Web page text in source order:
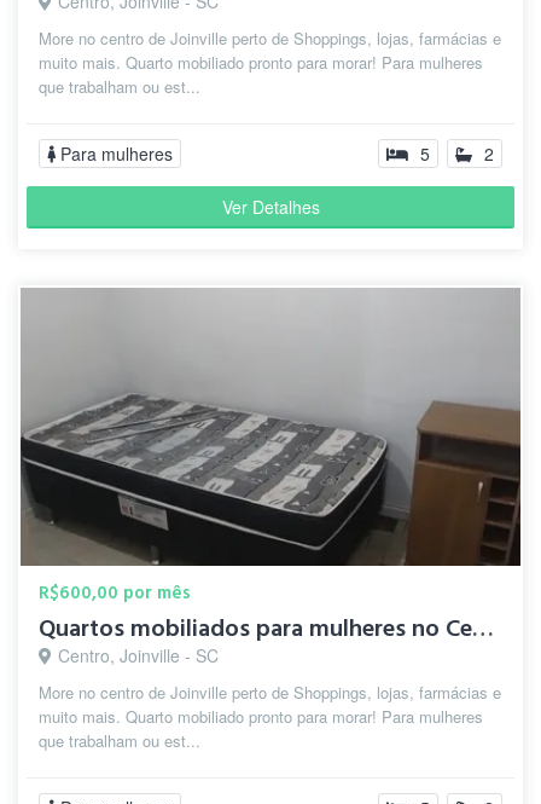
More no centro de Joinville perto de Shoppings, lojas, farmácias e
muito mais. Quarto mobiliado pronto para morar! Para mulheres
que trabalham ou est...
Para mulheres 5 2
Ver Detalhes
R$600,00 por mês
Quartos mobiliados para mulheres no Centro de Joinville
Centro, Joinville - SC
More no centro de Joinville perto de Shoppings, lojas, farmácias e
muito mais. Quarto mobiliado pronto para morar! Para mulheres
que trabalham ou est...